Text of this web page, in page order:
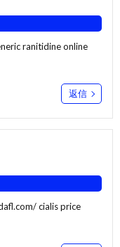
ranitidine online
返信
cialis price